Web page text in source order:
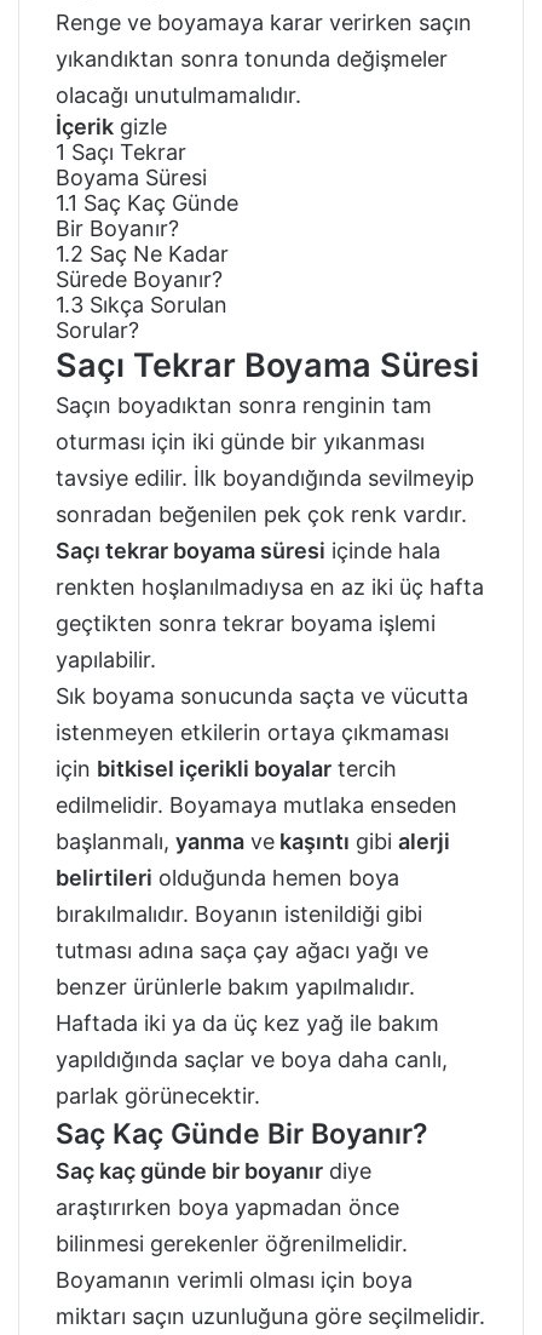
Renge ve boyamaya karar verirken saçın
yıkandıktan sonra tonunda değişmeler
olacağı unutulmamalıdır.
İçerik gizle
1 Saçı Tekrar
Boyama Süresi
1.1 Saç Kaç Günde
Bir Boyanır?
1.2 Saç Ne Kadar
Sürede Boyanır?
1.3 Sıkça Sorulan
Sorular?
Saçı Tekrar Boyama Süresi
Saçın boyadıktan sonra renginin tam
oturması için iki günde bir yıkanması
tavsiye edilir. İlk boyandığında sevilmeyip
sonradan beğenilen pek çok renk vardır.
Saçı tekrar boyama süresi içinde hala
renkten hoşlanılmadıysa en az iki üç hafta
geçtikten sonra tekrar boyama işlemi
yapılabilir.
Sık boyama sonucunda saçta ve vücutta
istenmeyen etkilerin ortaya çıkmaması
için bitkisel içerikli boyalar tercih
edilmelidir. Boyamaya mutlaka enseden
başlanmalı, yanma ve kaşıntı gibi alerji
belirtileri olduğunda hemen boya
bırakılmalıdır. Boyanın istenildiği gibi
tutması adına saça çay ağacı yağı ve
benzer ürünlerle bakım yapılmalıdır.
Haftada iki ya da üç kez yağ ile bakım
yapıldığında saçlar ve boya daha canlı,
parlak görünecektir.
Saç Kaç Günde Bir Boyanır?
Saç kaç günde bir boyanır diye
araştırırken boya yapmadan önce
bilinmesi gerekenler öğrenilmelidir.
Boyamanın verimli olması için boya
miktarı saçın uzunluğuna göre seçilmelidir.